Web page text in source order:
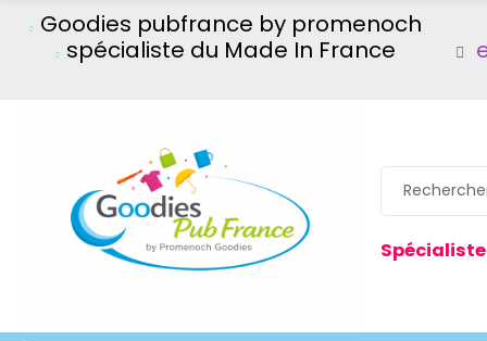
Goodies pubfrance by promenoch
spécialiste du Made In France